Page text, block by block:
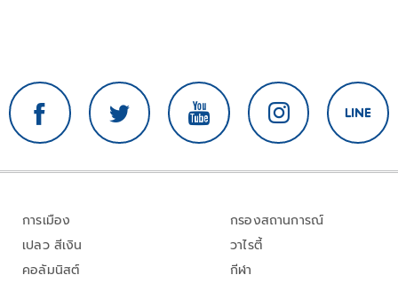
การเมือง
เปลว สีเงิน
คอลัมนิสต์
กรองสถานการณ์
วาไรตี้
กีฬา